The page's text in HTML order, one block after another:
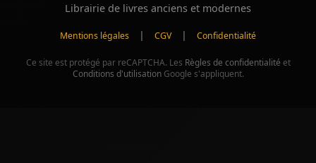
Librairie de livres anciens et modernes
Mentions légales | CGV | Confidentialité
Ce site est protégé par reCAPTCHA. Les Règles de confidentialité et
Conditions d'utilisationGoogle s'appliquent.